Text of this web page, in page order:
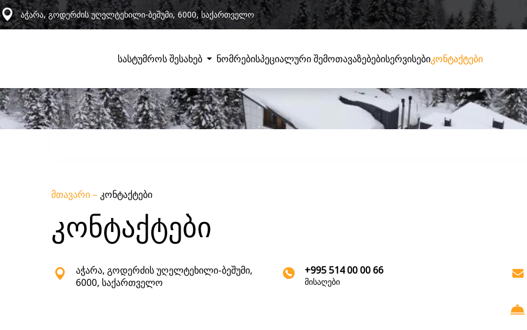
აჭარა, გოდერძის უღელტეხილი-ბეშუმი, 6000, საქართველო
სასტუმროს შესახებ ნომრებისპეციალური შემოთავაზებებისერვისებიკონტაქტები
მთავარი – კონტაქტები
კონტაქტები
აჭარა, გოდერძის უღელტეხილი-ბეშუმი,
6000, საქართველო
+995 514 00 00 66
მისაღები